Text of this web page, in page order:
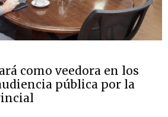
como veedora en los
pública por la